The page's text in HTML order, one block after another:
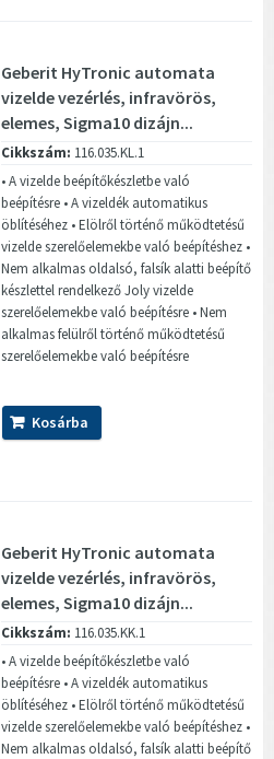
Geberit HyTronic automata
vizelde vezérlés, infravörös,
elemes, Sigma10 dizájn...
Cikkszám: 116.035.KL.1
• A vizelde beépítőkészletbe való
beépítésre • A vizeldék automatikus
öblítéséhez • Elölről történő működtetésű
vizelde szerelőelemekbe való beépítéshez •
Nem alkalmas oldalsó, falsík alatti beépítő
készlettel rendelkező Joly vizelde
szerelőelemekbe való beépítésre • Nem
alkalmas felülről történő működtetésű
szerelőelemekbe való beépítésre
Kosárba
Geberit HyTronic automata
vizelde vezérlés, infravörös,
elemes, Sigma10 dizájn...
Cikkszám: 116.035.KK.1
• A vizelde beépítőkészletbe való
beépítésre • A vizeldék automatikus
öblítéséhez • Elölről történő működtetésű
vizelde szerelőelemekbe való beépítéshez •
Nem alkalmas oldalsó, falsík alatti beépítő